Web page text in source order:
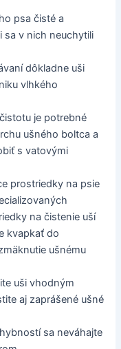
psa čisté a
sa v nich neuchytili
dôkladne uši
vlhkého
je potrebné
ušného boltca a
s vatovými
prostriedky na psie
na čistenie uší
kvapkať do
ušnému
uši vhodným
aj zaprášené ušné
sa neváhajte